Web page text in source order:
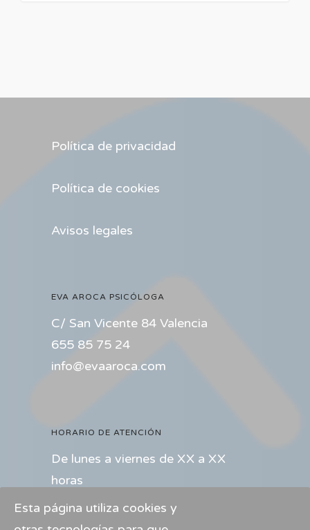
Política de privacidad
Política de cookies
Avisos legales
EVA AROCA PSICÓLOGA
C/ San Vicente 84 Valencia
655 85 75 24
info@evaaroca.com
HORARIO DE ATENCIÓN
De lunes a viernes de XX a XX
horas
Esta página utiliza cookies y